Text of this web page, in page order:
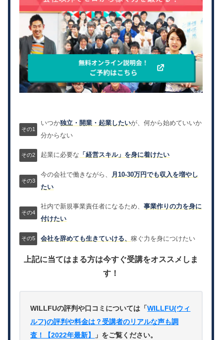
いつか独立・開業・起業したいが、何から始めていいか
分からない
起業に必要な 「経営スキル」を身に着けたい
今の会社で働きながら、
月10-30万円でも収入を増やし
たい
社内で新規事業責任者になるため、事業作りの力を身に
付けたい
会社を辞めても生きていける、稼ぐ力を身につけたい
上記に当てはまる方は今すぐ受講をオススメしま
す！
WILLFUの評判や口コミについては「WILLFU(ウィ
ルフ)の評判や料金は？受講者のリアルな声も調
査！【2022年最新】
」をご覧ください。